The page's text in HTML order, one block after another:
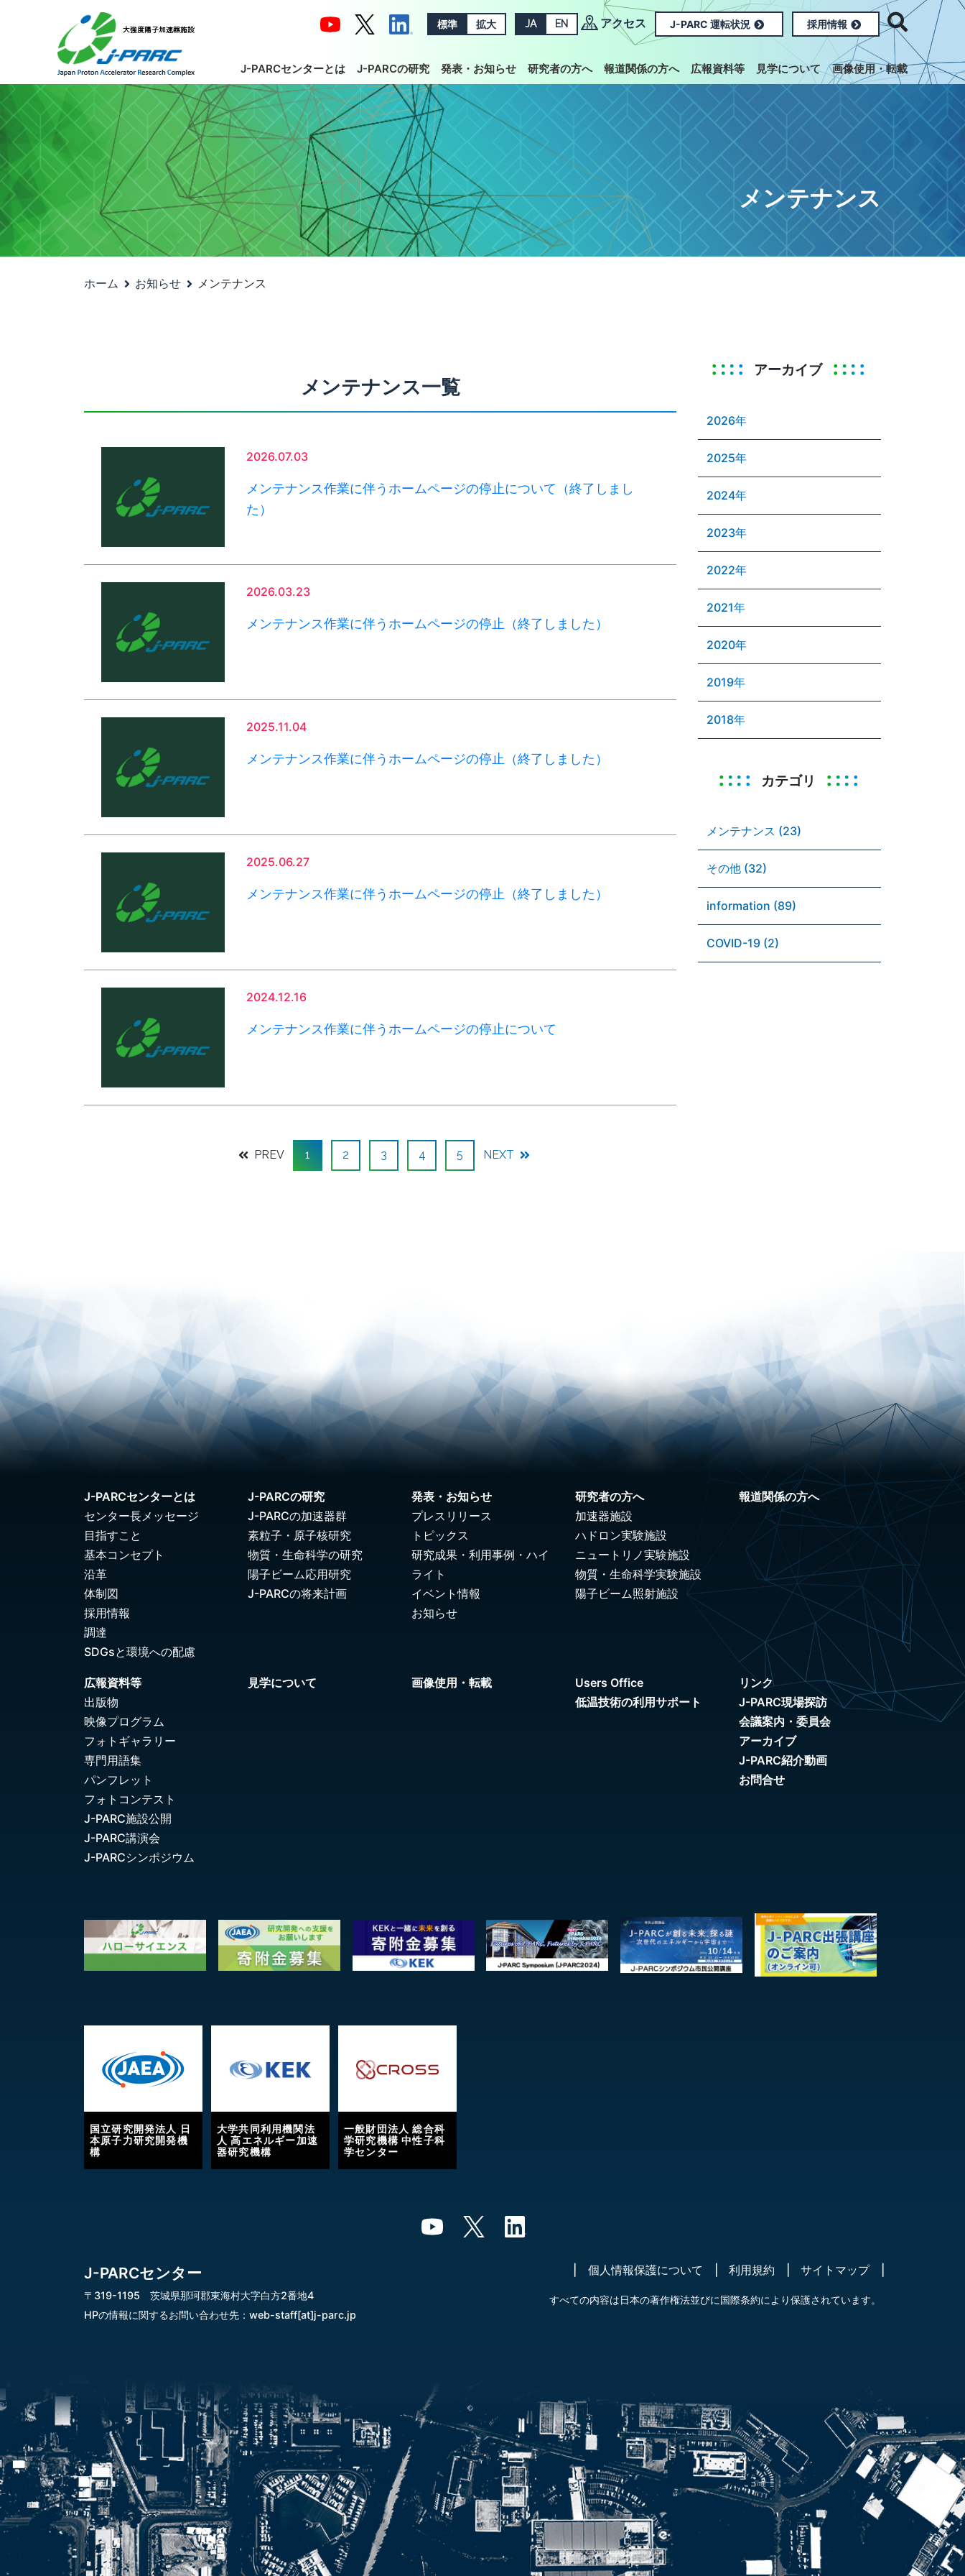
標準 拡大 JA EN アクセス J-PARC 運転状況 採用情報
J-PARCセンターとは J-PARCの研究 発表・お知らせ 研究者の方へ 報道関係の方へ 広報資料等 見学について 画像使用・転載
メンテナンス
ホーム お知らせ メンテナンス
メンテナンス一覧
2026.07.03
メンテナンス作業に伴うホームページの停止について（終了しまし
た）
2026.03.23
メンテナンス作業に伴うホームページの停止（終了しました）
2025.11.04
メンテナンス作業に伴うホームページの停止（終了しました）
2025.06.27
メンテナンス作業に伴うホームページの停止（終了しました）
2024.12.16
メンテナンス作業に伴うホームページの停止について
PREV 1 2 3 4 5 NEXT
アーカイブ
2026年
2025年
2024年
2023年
2022年
2021年
2020年
2019年
2018年
カテゴリ
メンテナンス (23)
その他 (32)
information (89)
COVID-19 (2)
J-PARCセンターとは
センター長メッセージ
目指すこと
基本コンセプト
沿革
体制図
採用情報
調達
SDGsと環境への配慮
J-PARCの研究
J-PARCの加速器群
素粒子・原子核研究
物質・生命科学の研究
陽子ビーム応用研究
J-PARCの将来計画
発表・お知らせ
プレスリリース
トピックス
研究成果・利用事例・ハイ
ライト
イベント情報
お知らせ
研究者の方へ
加速器施設
ハドロン実験施設
ニュートリノ実験施設
物質・生命科学実験施設
陽子ビーム照射施設
報道関係の方へ
広報資料等
出版物
映像プログラム
フォトギャラリー
専門用語集
パンフレット
フォトコンテスト
J-PARC施設公開
J-PARC講演会
J-PARCシンポジウム
見学について 画像使用・転載
Users Office
低温技術の利用サポート
リンク
J-PARC現場探訪
会議案内・委員会
アーカイブ
J-PARC紹介動画
お問合せ
国立研究開発法人 日
本原子力研究開発機
構
大学共同利用機関法
人 高エネルギー加速
器研究機構
一般財団法人 総合科
学研究機構 中性子科
学センター
J-PARCセンター
〒319-1195 茨城県那珂郡東海村大字白方2番地4
HPの情報に関するお問い合わせ先： web-staff[at]j-parc.jp
個人情報保護について 利用規約 サイトマップ
すべての内容は日本の著作権法並びに国際条約により保護されています。